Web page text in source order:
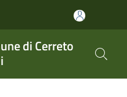
di Cerreto